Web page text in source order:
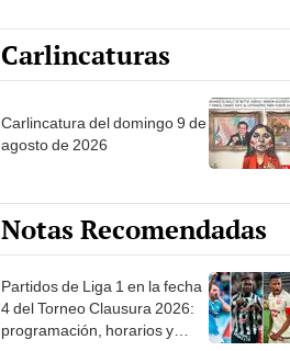
Carlincaturas
agosto de 2026
Notas Recomendadas
Partidos de Liga 1 en la fecha
4 del Torneo Clausura 2026:
programación, horarios y
dónde ver